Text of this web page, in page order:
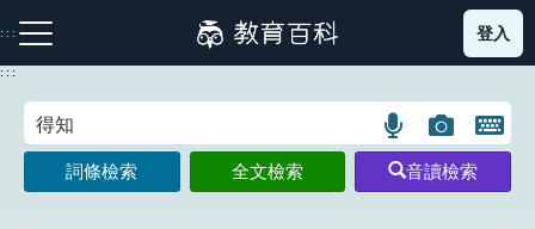
到
主
:::
注音索引圖示 筆畫索引圖示 部首索引表圖示
登入
:::
語
言
搜
圖
片
搜
開
鍵
詞條檢索 全文檢索 音讀檢索